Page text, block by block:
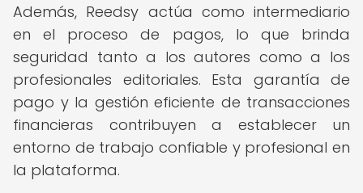
Además, Reedsy actúa como intermediario
en el proceso de pagos, lo que brinda
seguridad tanto a los autores como a los
profesionales editoriales. Esta garantía de
pago y la gestión eficiente de transacciones
financieras contribuyen a establecer un
entorno de trabajo confiable y profesional en
la plataforma.